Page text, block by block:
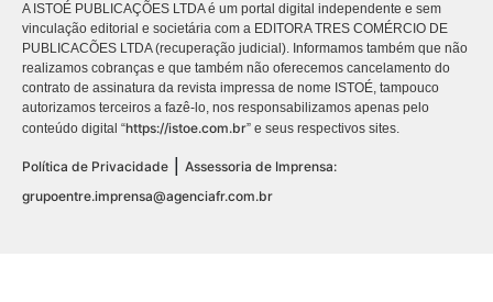
A ISTOÉ PUBLICAÇÕES LTDA é um portal digital independente e sem
vinculação editorial e societária com a EDITORA TRES COMÉRCIO DE
PUBLICACÕES LTDA (recuperação judicial). Informamos também que não
realizamos cobranças e que também não oferecemos cancelamento do
contrato de assinatura da revista impressa de nome ISTOÉ, tampouco
autorizamos terceiros a fazê-lo, nos responsabilizamos apenas pelo
conteúdo digital “https://istoe.com.br” e seus respectivos sites.
Política de Privacidade
Assessoria de Imprensa:
grupoentre.imprensa@agenciafr.com.br